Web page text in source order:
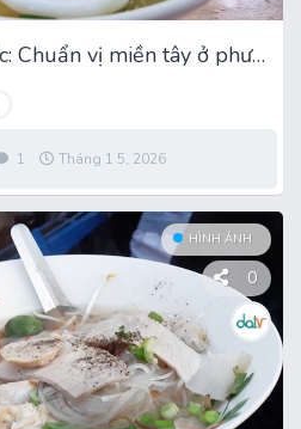
Hủ tiếu Cô Hai Sa Đéc: Chuẩn vị miền tây ở phường Phú Thọ Hòa
1 Tháng 1 5, 2026
HÌNH ẢNH
0